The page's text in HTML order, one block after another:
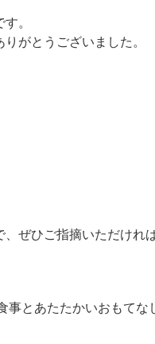
。
がとうございました。
ぜひご指摘いただけれ
事とあたたかいおもてな